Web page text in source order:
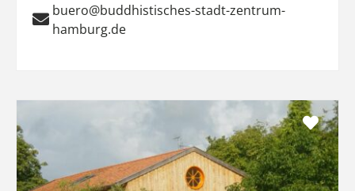
buero@buddhistisches-stadt-zentrum-
hamburg.de